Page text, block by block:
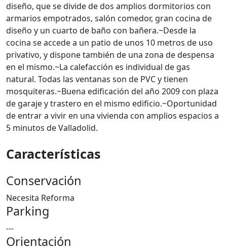
diseño, que se divide de dos amplios dormitorios con
armarios empotrados, salón comedor, gran cocina de
diseño y un cuarto de baño con bañera.~Desde la
cocina se accede a un patio de unos 10 metros de uso
privativo, y dispone también de una zona de despensa
en el mismo.~La calefacción es individual de gas
natural. Todas las ventanas son de PVC y tienen
mosquiteras.~Buena edificación del año 2009 con plaza
de garaje y trastero en el mismo edificio.~Oportunidad
de entrar a vivir en una vivienda con amplios espacios a
5 minutos de Valladolid.
Características
Conservación
Necesita Reforma
Parking
---
Orientación